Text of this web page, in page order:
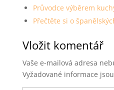
Průvodce výběrem
Přečtěte si o
Vložit komentář
Vaše e-mailová adresa
Vyžadované informace